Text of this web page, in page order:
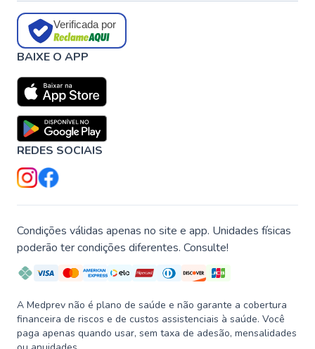
Verificada por
BAIXE O APP
REDES SOCIAIS
Condições válidas apenas no site e app. Unidades físicas
poderão ter condições diferentes. Consulte!
A Medprev não é plano de saúde e não garante a cobertura
financeira de riscos e de custos assistenciais à saúde. Você
paga apenas quando usar, sem taxa de adesão, mensalidades